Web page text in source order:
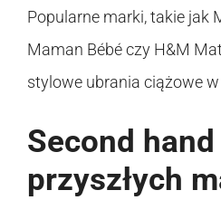
Popularne marki, takie jak
Maman Bébé czy H&M
stylowe ubrania ciążowe
Second
przyszłych